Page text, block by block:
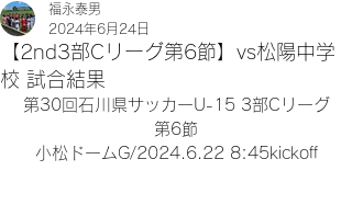
【2nd3部Cリーグ第6節】vs松陽中学
校 試合結果
福永泰男
2024年6月24日
第30回石川県サッカーU-15 3部Cリーグ
第6節
小松ドームG/2024.6.22 8:45kickoff